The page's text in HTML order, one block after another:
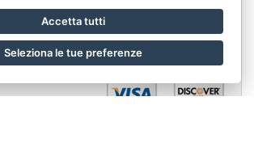
Accetta tutti
Seleziona le tue preferenze